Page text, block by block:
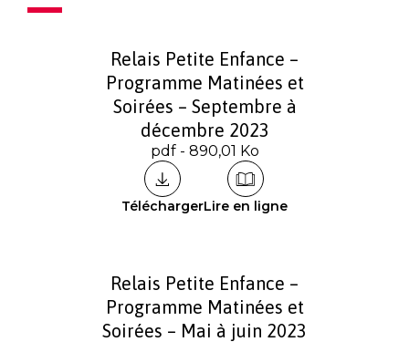
Relais Petite Enfance –
Programme Matinées et
Soirées – Septembre à
décembre 2023
pdf - 890,01 Ko
TéléchargerLire en ligne
Relais Petite Enfance –
Programme Matinées et
Soirées – Mai à juin 2023